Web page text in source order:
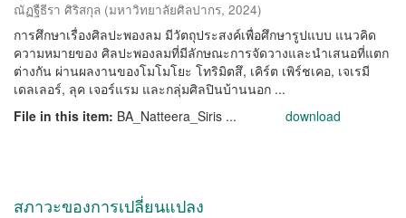
ณัฏฐืธีรา ศิริสกุล (มหาวิทยาลัยศิลปากร, 2024)
การศึกษาเรื่องศิลปะพองลม มีวัตถุประสงค์เพื่อศึกษารูปแบบ แนวคิด
ความหมายของ ศิลปะพองลมที่มีลักษณะการจัดวางและนําเสนอที่แตก
ต่างกัน ผ่านผลงานของโมโมโยะ โทริมิตสึ, เคิร์ต เพิร์ชเคอ, เจเรมี
เดลเลอร์, ลุค เจอร์แรม และกลุ่มศิลปินบ้านนอก ...
File in this item: BA_Natteera_Siris ... download
สภาวะของการเปลี่ยนแปลง